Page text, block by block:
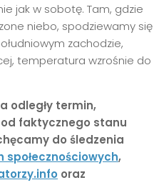
jak w sobotę. Tam, gdzie
niebo, spodziewamy się
zachodzie,
temperatura wzrośnie do
odległy termin,
faktycznego stanu
do śledzenia
społecznościowych,
oraz